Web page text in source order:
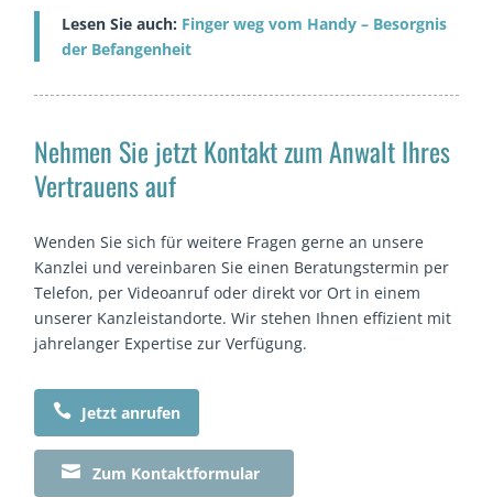
Lesen Sie auch: Finger weg vom Handy – Besorgnis
der Befangenheit
Nehmen Sie jetzt Kontakt zum Anwalt Ihres
Vertrauens auf
Wenden Sie sich für weitere Fragen gerne an unsere
Kanzlei und vereinbaren Sie einen Beratungstermin per
Telefon, per Videoanruf oder direkt vor Ort in einem
unserer Kanzleistandorte. Wir stehen Ihnen effizient mit
jahrelanger Expertise zur Verfügung.
 Jetzt anrufen
 Zum Kontaktformular